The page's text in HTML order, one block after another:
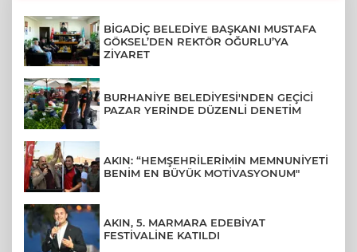
BİGADİÇ BELEDİYE BAŞKANI MUSTAFA
GÖKSEL’DEN REKTÖR OĞURLU’YA
ZİYARET
BURHANİYE BELEDİYESİ'NDEN GEÇİCİ
PAZAR YERİNDE DÜZENLİ DENETİM
AKIN: “HEMŞEHRİLERİMİN MEMNUNİYETİ
BENİM EN BÜYÜK MOTİVASYONUM"
AKIN, 5. MARMARA EDEBİYAT
FESTİVALİNE KATILDI